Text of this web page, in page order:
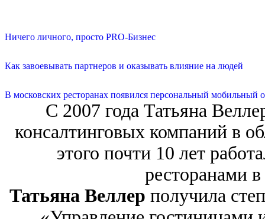
Ничего личного, просто PRO-Бизнес
Как завоевывать партнеров и оказывать влияние на людей
В московских ресторанах появился персональный мобильный
С 2007 года Татьяна
консалтинговых компаний в
этого почти 10 лет
ресторанами
Татьяна Веллер получила